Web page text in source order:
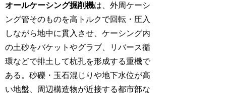
オールケーシング掘削機は、外周ケーシ
ング管そのものを高トルクで回転・圧入
しながら地中に貫入させ、ケーシング内
の土砂をバケットやグラブ、リバース循
環などで排土して杭孔を形成する重機で
ある。砂礫・玉石混じりや地下水位が高
い地盤、周辺構造物が近接する都市部な